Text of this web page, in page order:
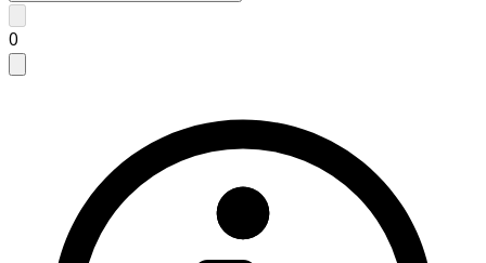
0